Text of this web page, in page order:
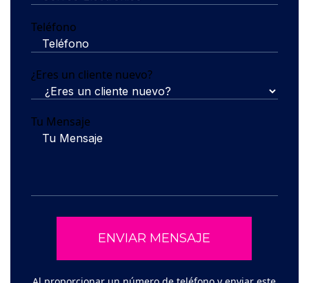
Teléfono
¿Eres un cliente nuevo?
Tu Mensaje